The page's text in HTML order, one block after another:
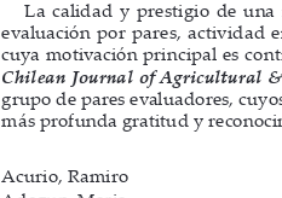
La calidad y prestigio de una
evaluación por pares, actividad
cuya motivación principal es
Chilean Journal of Agricultural
grupo de pares evaluadores,
más profunda gratitud y
Acurio, Ramiro